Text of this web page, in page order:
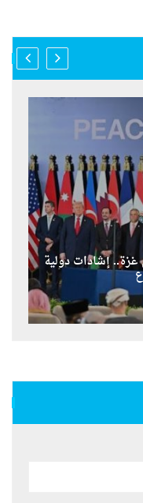
غزة.. إشادات دولية